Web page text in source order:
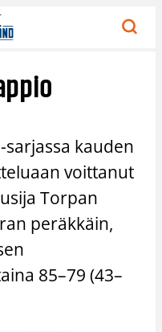
kauden
voittanut
Torpan
peräkkäin,
85–79 (43–